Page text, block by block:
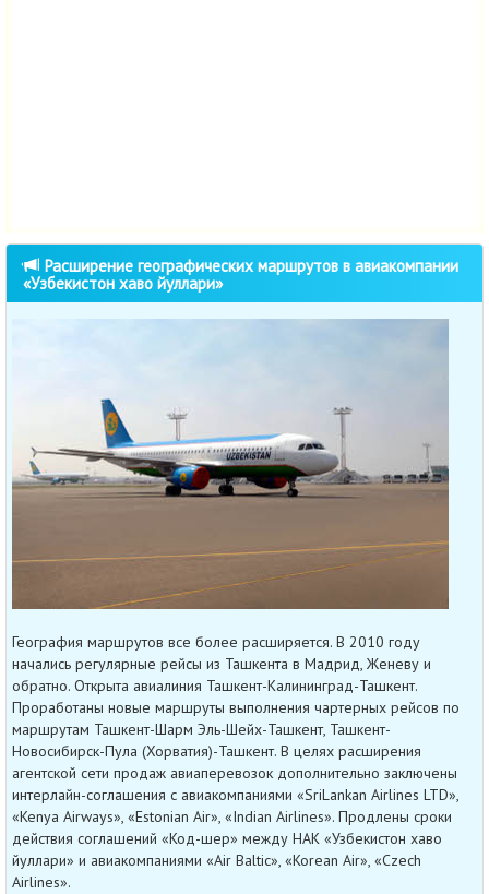
Расширение географических маршрутов в авиакомпании
«Узбекистон хаво йуллари»
География маршрутов все более расширяется. В 2010 году
начались регулярные рейсы из Ташкента в Мадрид, Женеву и
обратно. Открыта авиалиния Ташкент-Калининград-Ташкент.
Проработаны новые маршруты выполнения чартерных рейсов по
маршрутам Ташкент-Шарм Эль-Шейх-Ташкент, Ташкент-
Новосибирск-Пула (Хорватия)-Ташкент. В целях расширения
агентской сети продаж авиаперевозок дополнительно заключены
интерлайн-соглашения с авиакомпаниями «SriLankan Airlines LTD»,
«Kenya Airways», «Estonian Air», «Indian Airlines». Продлены сроки
действия соглашений «Код-шер» между НАК «Узбекистон хаво
йуллари» и авиакомпаниями «Air Baltic», «Korean Air», «Czech
Airlines».